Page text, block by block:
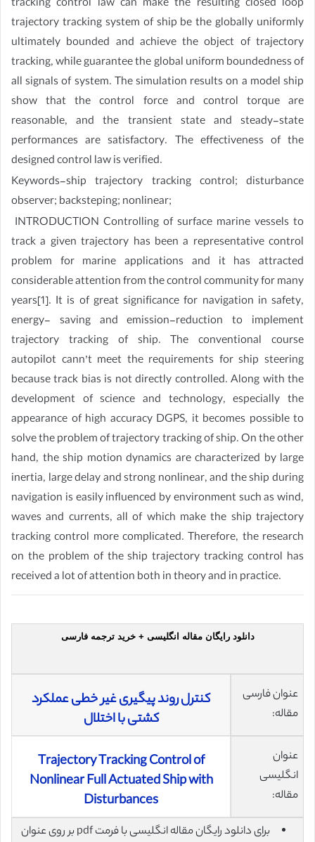
tracking control law can make the resulting closed loop
trajectory tracking system of ship be the globally uniformly
ultimately bounded and achieve the object of trajectory
tracking, while guarantee the global uniform boundedness of
all signals of system. The simulation results on a model ship
show that the control force and control torque are
reasonable, and the transient state and steady-state
performances are satisfactory. The effectiveness of the
designed control law is verified.
Keywords-ship trajectory tracking control; disturbance
observer; backsteping; nonlinear;
INTRODUCTION Controlling of surface marine vessels to
track a given trajectory has been a representative control
problem for marine applications and it has attracted
considerable attention from the control community for many
years[1]. It is of great significance for navigation in safety,
energy- saving and emission-reduction to implement
trajectory tracking of ship. The conventional course
autopilot cann’t meet the requirements for ship steering
because track bias is not directly controlled. Along with the
development of science and technology, especially the
appearance of high accuracy DGPS, it becomes possible to
solve the problem of trajectory tracking of ship. On the other
hand, the ship motion dynamics are characterized by large
inertia, large delay and strong nonlinear, and the ship during
navigation is easily influenced by environment such as wind,
waves and currents, all of which make the ship trajectory
tracking control more complicated. Therefore, the research
on the problem of the ship trajectory tracking control has
received a lot of attention both in theory and in practice.
دانلود رایگان مقاله انگلیسی + خرید ترجمه فارسی
عنوان فارسی
مقاله:
کنترل روند پیگیری غیر خطی عملکرد
کشتی با اختلال
عنوان
انگلیسی
مقاله:
Trajectory Tracking Control of
Nonlinear Full Actuated Ship with
Disturbances
برای دانلود رایگان مقاله انگلیسی با فرمت pdf بر روی عنوان